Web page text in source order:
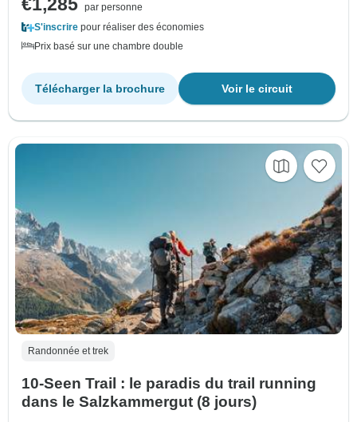
€1,285 par personne
S'inscrire pour réaliser des économies
Prix basé sur une chambre double
Voir le circuit
Télécharger la brochure
Randonnée et trek
10-Seen Trail : le paradis du trail running
dans le Salzkammergut (8 jours)